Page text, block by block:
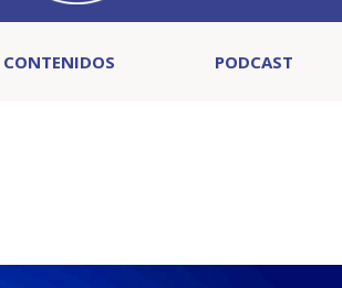
CONTENIDOS PODCAST